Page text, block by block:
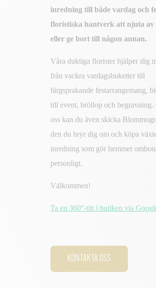
inredning till både vardag och
floristiska hantverk att njuta av
eller ge bort till någon annan.
Våra duktiga florister hjälper dig
från vackra vardagsbuketter till
färgsprakande festarrangemang,
till event, bröllop och begravning.
oss kan du även skicka
den du bryr dig om och köpa
inredning som gör hemmet
personligt.
Välkommen!
Ta en 360°-titt i butiken via
KONTAKTA OSS